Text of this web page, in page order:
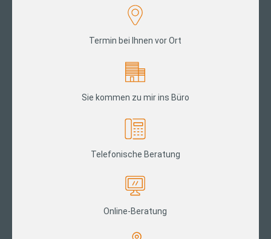
Termin bei Ihnen vor Ort
Sie kommen zu mir ins Büro
Telefonische Beratung
Online-Beratung